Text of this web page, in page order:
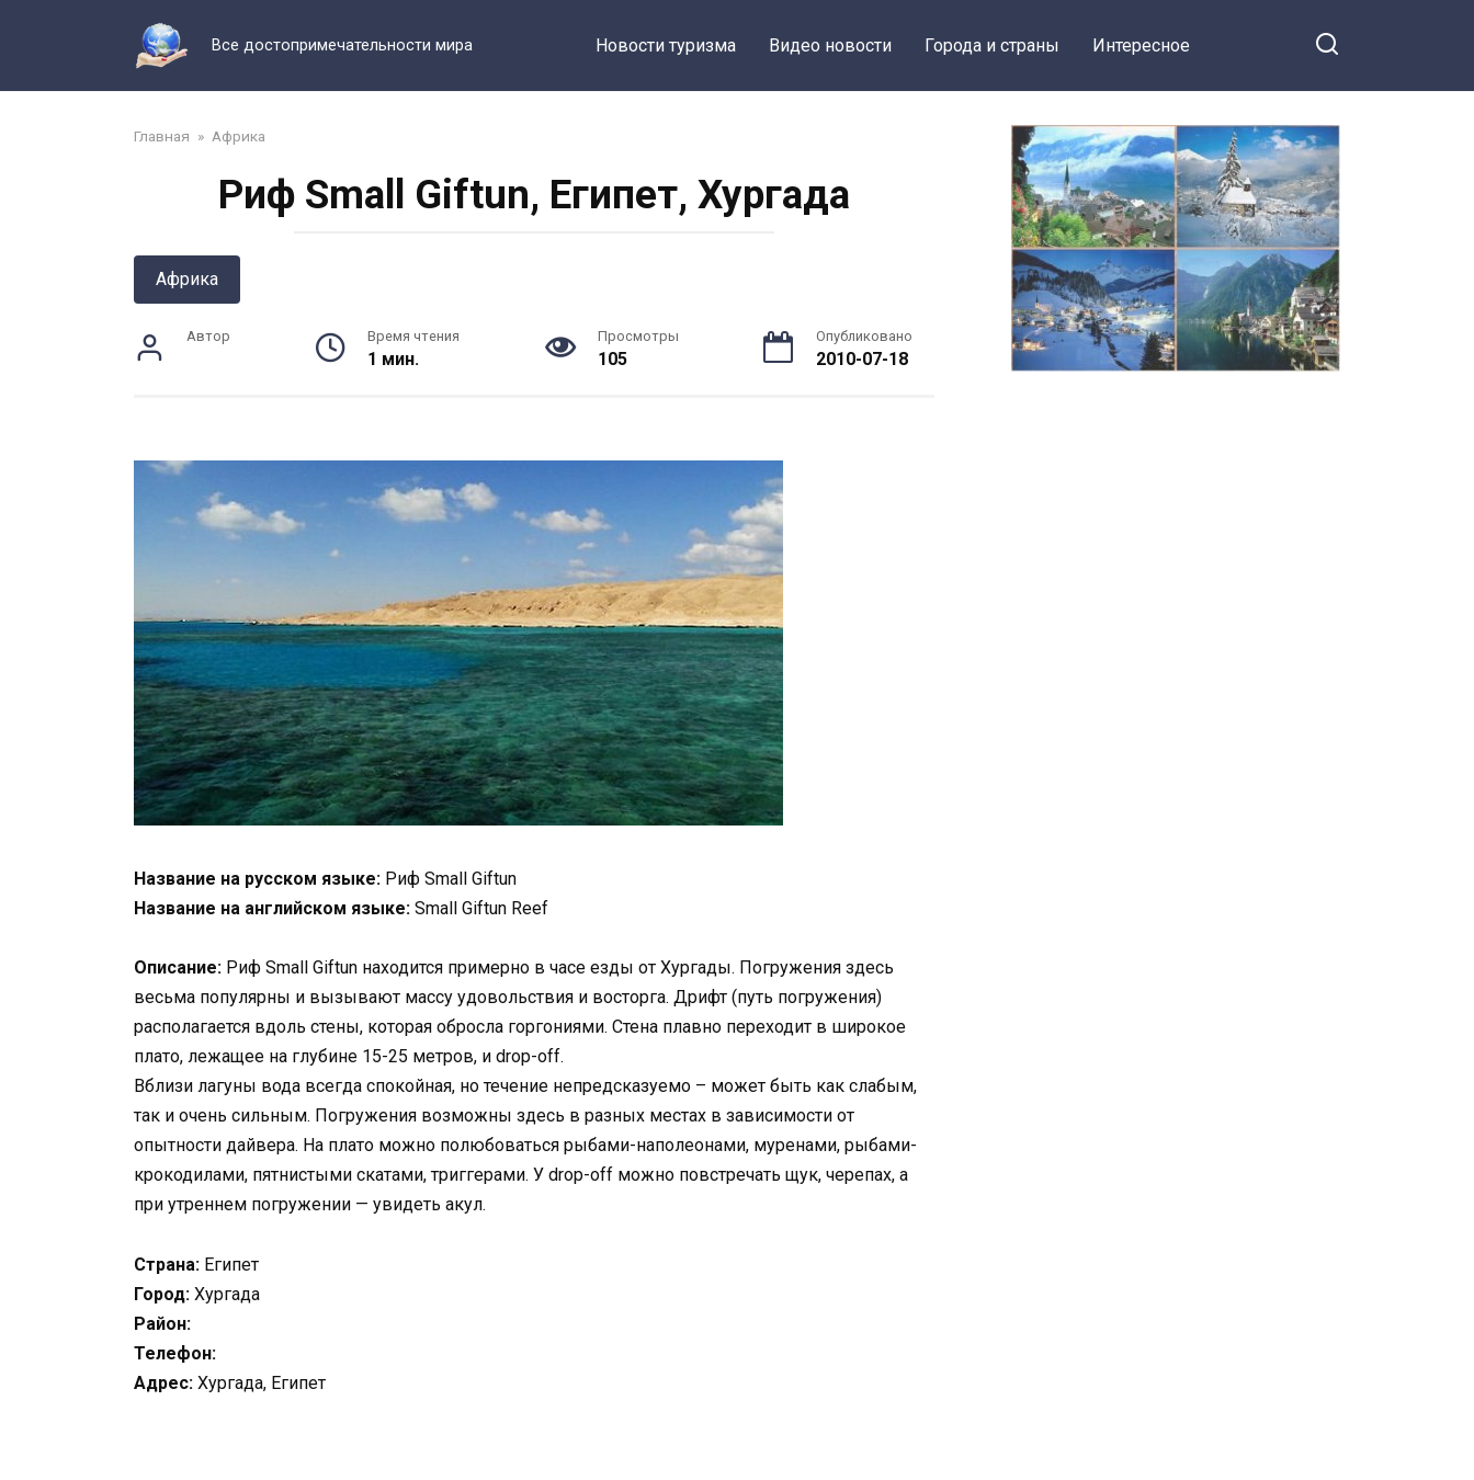
Все достопримечательности мира Новости туризма Видео новости Города и страны Интересное
Главная » Африка
Риф Small Giftun, Египет, Хургада
Африка
Автор Время чтения
1 мин.
Просмотры
105
Опубликовано
2010-07-18
Название на русском языке: Риф Small Giftun
Название на английском языке: Small Giftun Reef
Описание: Риф Small Giftun находится примерно в часе езды от Хургады. Погружения здесь
весьма популярны и вызывают массу удовольствия и восторга. Дрифт (путь погружения)
располагается вдоль стены, которая обросла горгониями. Стена плавно переходит в широкое
плато, лежащее на глубине 15-25 метров, и drop-off.
Вблизи лагуны вода всегда спокойная, но течение непредсказуемо – может быть как слабым,
так и очень сильным. Погружения возможны здесь в разных местах в зависимости от
опытности дайвера. На плато можно полюбоваться рыбами-наполеонами, муренами, рыбами-
крокодилами, пятнистыми скатами, триггерами. У drop-off можно повстречать щук, черепах, а
при утреннем погружении — увидеть акул.
Страна: Египет
Город: Хургада
Район:
Телефон:
Адрес: Хургада, Египет